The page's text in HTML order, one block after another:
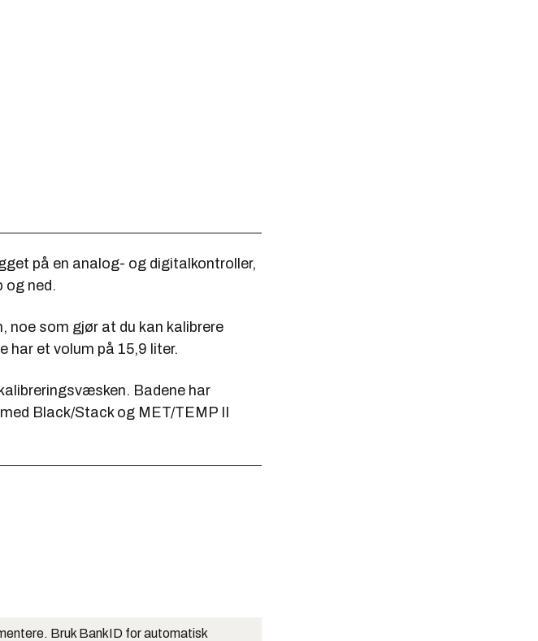
på en analog- og digitalkontroller,
og ned.
noe som gjør at du kan kalibrere
har et volum på 15,9 liter.
Badene har
Black/Stack og MET/TEMP II
Bruk BankID for automatisk